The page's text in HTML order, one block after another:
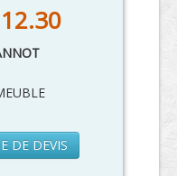
DE DEVIS